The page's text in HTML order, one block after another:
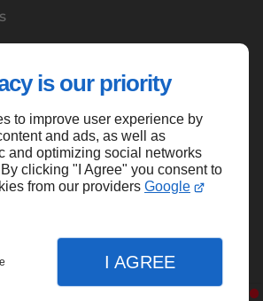
is our priority
to improve user experience by
and ads, as well as
and optimizing social networks
clicking "I Agree" you consent to
from our providers Google
I AGREE
Haut de page